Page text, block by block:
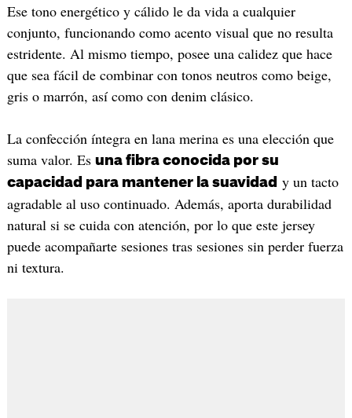
Ese tono energético y cálido le da vida a cualquier
conjunto, funcionando como acento visual que no resulta
estridente. Al mismo tiempo, posee una calidez que hace
que sea fácil de combinar con tonos neutros como beige,
gris o marrón, así como con denim clásico.
La confección íntegra en lana merina es una elección que
suma valor. Es una fibra conocida por su
capacidad para mantener la suavidad y un tacto
agradable al uso continuado. Además, aporta durabilidad
natural si se cuida con atención, por lo que este jersey
puede acompañarte sesiones tras sesiones sin perder fuerza
ni textura.